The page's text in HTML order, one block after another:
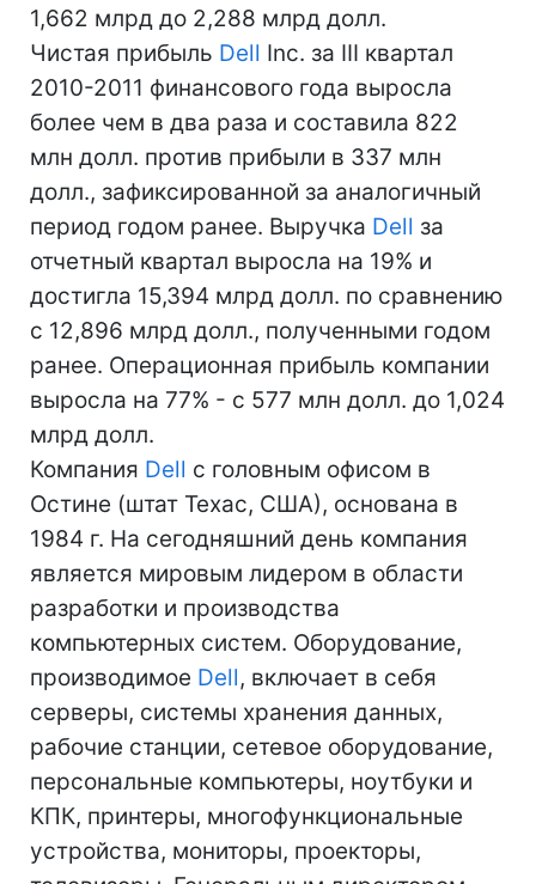
1,662 млрд до 2,288 млрд долл.
Чистая прибыль Dell Inc. за III квартал
2010-2011 финансового года выросла
более чем в два раза и составила 822
млн долл. против прибыли в 337 млн
долл., зафиксированной за аналогичный
период годом ранее. Выручка Dell за
отчетный квартал выросла на 19% и
достигла 15,394 млрд долл. по сравнению
с 12,896 млрд долл., полученными годом
ранее. Операционная прибыль компании
выросла на 77% - с 577 млн долл. до 1,024
млрд долл.
Компания Dell с головным офисом в
Остине (штат Техас, США), основана в
1984 г. На сегодняшний день компания
является мировым лидером в области
разработки и производства
компьютерных систем. Оборудование,
производимое Dell, включает в себя
серверы, системы хранения данных,
рабочие станции, сетевое оборудование,
персональные компьютеры, ноутбуки и
КПК, принтеры, многофункциональные
устройства, мониторы, проекторы,